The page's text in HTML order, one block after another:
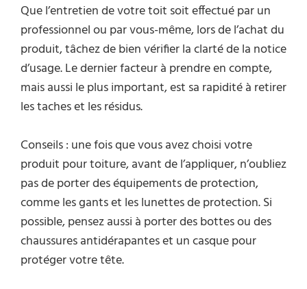
Que l’entretien de votre toit soit effectué par un
professionnel ou par vous-même, lors de l’achat du
produit, tâchez de bien vérifier la clarté de la notice
d’usage. Le dernier facteur à prendre en compte,
mais aussi le plus important, est sa rapidité à retirer
les taches et les résidus.
Conseils : une fois que vous avez choisi votre
produit pour toiture, avant de l’appliquer, n’oubliez
pas de porter des équipements de protection,
comme les gants et les lunettes de protection. Si
possible, pensez aussi à porter des bottes ou des
chaussures antidérapantes et un casque pour
protéger votre tête.